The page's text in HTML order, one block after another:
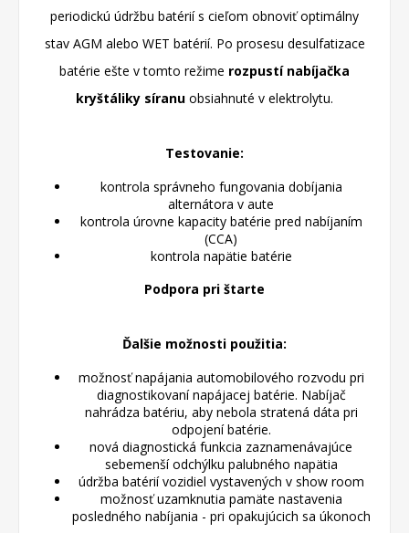
periodickú údržbu batérií s cieľom obnoviť optimálny
stav AGM alebo WET batérií. Po prosesu desulfatizace
batérie ešte v tomto režime rozpustí nabíjačka
kryštáliky síranu obsiahnuté v elektrolytu.
Testovanie:
kontrola správneho fungovania dobíjania
alternátora v aute
kontrola úrovne kapacity batérie pred nabíjaním
(CCA)
kontrola napätie batérie
Podpora pri štarte
Ďalšie možnosti použitia:
možnosť napájania automobilového rozvodu pri
diagnostikovaní napájacej batérie. Nabíjač
nahrádza batériu, aby nebola stratená dáta pri
odpojení batérie.
nová diagnostická funkcia zaznamenávajúce
sebemenší odchýlku palubného napätia
údržba batérií vozidiel vystavených v show room
možnosť uzamknutia pamäte nastavenia
posledného nabíjania - pri opakujúcich sa úkonoch